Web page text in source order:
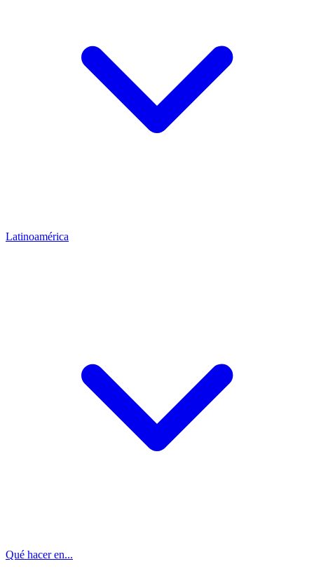
Latinoamérica
Qué hacer en...